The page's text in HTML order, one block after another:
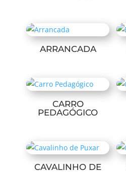
ARRANCADA
CARRO
PEDAGÓGICO
CAVALINHO DE